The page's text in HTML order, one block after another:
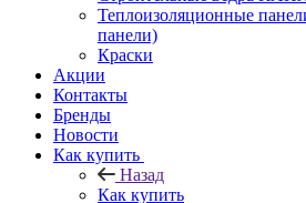
Теплоизоляционные
панели)
Краски
Акции
Контакты
Бренды
Новости
Как купить
Назад
Как купить